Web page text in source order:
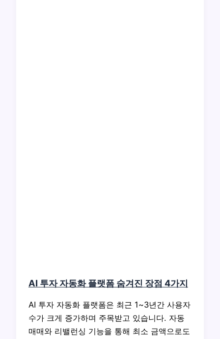
AI 투자 자동화 플랫폼 숨겨진 장점 4가지
AI 투자 자동화 플랫폼은 최근 1~3년간 사용자
수가 크게 증가하며 주목받고 있습니다. 자동
매매와 리밸런싱 기능을 통해 최소 금액으로도